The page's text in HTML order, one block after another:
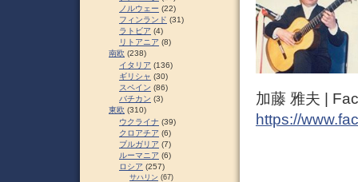
加藤 雅夫 |
https://
ノルウェー (22)
フィンランド (31)
ラトビア (4)
リトアニア (8)
南欧 (238)
イタリア (136)
ギリシャ (30)
スペイン (86)
バチカン (3)
東欧 (310)
ウクライナ (39)
クロアチア (6)
ブルガリア (7)
ルーマニア (6)
ロシア (257)
サハリン (67)